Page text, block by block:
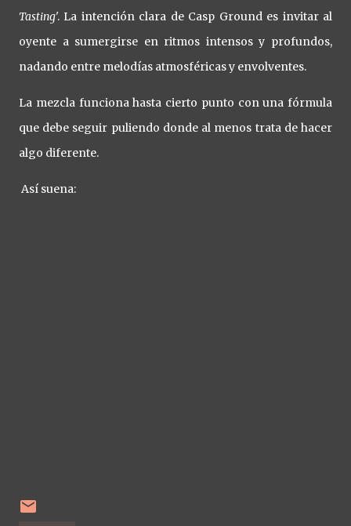
Tasting'. La intención clara de Casp Ground es invitar al
oyente a sumergirse en ritmos intensos y profundos,
nadando entre melodías atmosféricas y envolventes.
La mezcla funciona hasta cierto punto con una fórmula
que debe seguir puliendo donde al menos trata de hacer
algo diferente.
Así suena: